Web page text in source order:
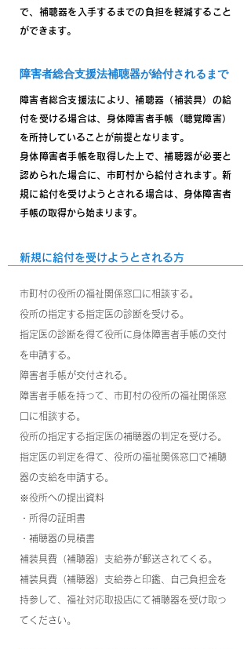
い説明書に書かれたお手入れの方法
を参考にしながら、清潔な状態を保
店で、お手入れの方法を確認しなが
ら、練習されることをおすすめして
います。
で、補聴器を入手するまでの負担を軽減すること
ができます。
障害者総合支援法補聴器が給付されるまで
障害者総合支援法により、補聴器（補装具）の給
付を受ける場合は、身体障害者手帳（聴覚障害）
を所持していることが前提となります。
身体障害者手帳を取得した上で、補聴器が必要と
認められた場合に、市町村から給付されます。新
規に給付を受けようとされる場合は、身体障害者
手帳の取得から始まります。
新規に給付を受けようとされる方
市町村の役所の福祉関係窓口に相談する。
役所の指定する指定医の診断を受ける。
指定医の診断を得て役所に身体障害者手帳の交付
を申請する。
障害者手帳が交付される。
障害者手帳を持って、市町村の役所の福祉関係窓
口に相談する。
役所の指定する指定医の補聴器の判定を受ける。
指定医の判定を得て、役所の福祉関係窓口で補聴
器の支給を申請する。
※役所への提出資料
・所得の証明書
・補聴器の見積書
補装具費（補聴器）支給券が郵送されてくる。
補装具費（補聴器）支給券と印鑑、自己負担金を
持参して、福祉対応取扱店にて補聴器を受け取っ
てください。